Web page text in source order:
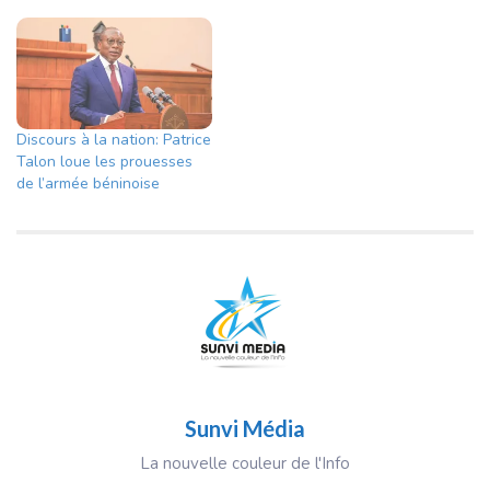
Discours à la nation: Patrice
Talon loue les prouesses
de l’armée béninoise
Sunvi Média
La nouvelle couleur de l'Info